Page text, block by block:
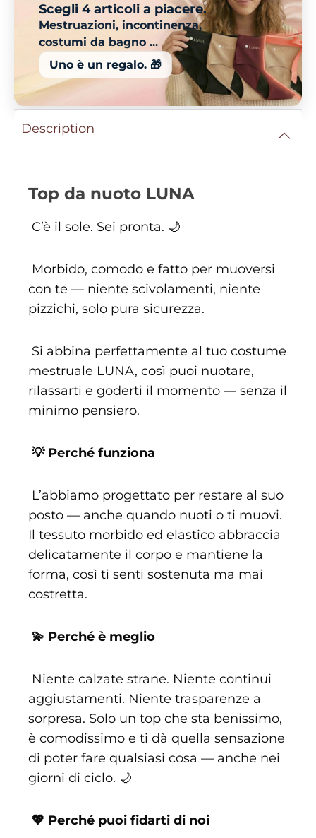
Scegli 4 articoli a piacere.
Mestruazioni, incontinenza,
costumi da bagno ...
Uno è un regalo. 🎁
Description
Top da nuoto LUNA
C’è il sole. Sei pronta. 🌙
Morbido, comodo e fatto per muoversi
con te — niente scivolamenti, niente
pizzichi, solo pura sicurezza.
Si abbina perfettamente al tuo costume
mestruale LUNA, così puoi nuotare,
rilassarti e goderti il momento — senza il
minimo pensiero.
💡 Perché funziona
L’abbiamo progettato per restare al suo
posto — anche quando nuoti o ti muovi.
Il tessuto morbido ed elastico abbraccia
delicatamente il corpo e mantiene la
forma, così ti senti sostenuta ma mai
costretta.
💫 Perché è meglio
Niente calzate strane. Niente continui
aggiustamenti. Niente trasparenze a
sorpresa. Solo un top che sta benissimo,
è comodissimo e ti dà quella sensazione
di poter fare qualsiasi cosa — anche nei
giorni di ciclo. 🌙
💖 Perché puoi fidarti di noi